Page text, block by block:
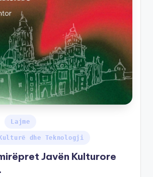
Lajme
dhe Teknologji
Javën Kulturore